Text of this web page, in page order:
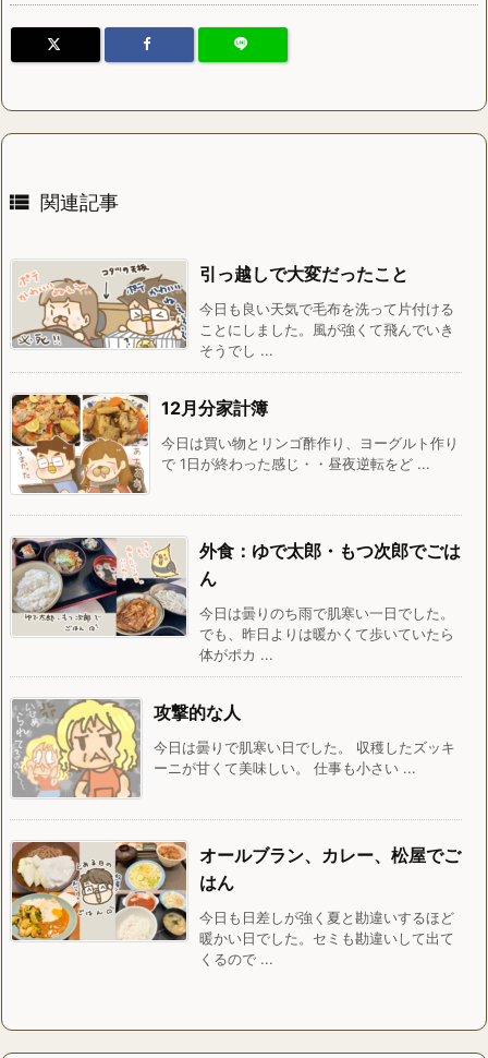
 関連記事
引っ越しで大変だったこと
今日も良い天気で毛布を洗って片付ける
ことにしました。風が強くて飛んでいき
そうでし ...
12月分家計簿
今日は買い物とリンゴ酢作り、ヨーグルト作り
で 1日が終わった感じ・・昼夜逆転をど ...
外食：ゆで太郎・もつ次郎でごは
ん
今日は曇りのち雨で肌寒い一日でした。
でも、昨日よりは暖かくて歩いていたら
体がポカ ...
攻撃的な人
今日は曇りで肌寒い日でした。 収穫したズッキ
ーニが甘くて美味しい。 仕事も小さい ...
オールブラン、カレー、松屋でご
はん
今日も日差しが強く夏と勘違いするほど
暖かい日でした。セミも勘違いして出て
くるので ...